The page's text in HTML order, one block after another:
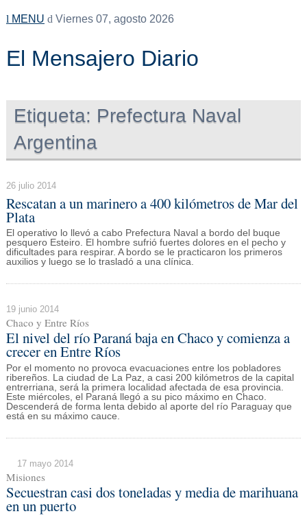
MENU Viernes 07, agosto 2026
El Mensajero Diario
Etiqueta: Prefectura Naval
Argentina
26 julio 2014
Rescatan a un marinero a 400 kilómetros de Mar del
Plata
El operativo lo llevó a cabo Prefectura Naval a bordo del buque
pesquero Esteiro. El hombre sufrió fuertes dolores en el pecho y
dificultades para respirar. A bordo se le practicaron los primeros
auxilios y luego se lo trasladó a una clínica.
19 junio 2014
Chaco y Entre Ríos
El nivel del río Paraná baja en Chaco y comienza a
crecer en Entre Ríos
Por el momento no provoca evacuaciones entre los pobladores
ribereños. La ciudad de La Paz, a casi 200 kilómetros de la capital
entrerriana, será la primera localidad afectada de esa provincia.
Este miércoles, el Paraná llegó a su pico máximo en Chaco.
Descenderá de forma lenta debido al aporte del río Paraguay que
está en su máximo cauce.
17 mayo 2014
Misiones
Secuestran casi dos toneladas y media de marihuana
en un puerto